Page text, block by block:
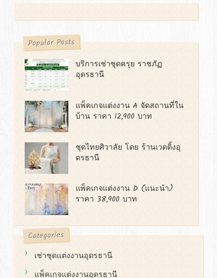
Popular Posts
บริการเช่าชุดครุย ราชภัฏ
อุดรธานี
แพ็คเกจแต่งงาน A จัดสถานที่ใน
บ้าน ราคา 12,900 บาท
ชุดไทยศิวาลัย โดย ร้านเวดดิ้งอุ
ดรธานี
แพ็คเกจแต่งงาน D (แนะนำ)
ราคา 38,900 บาท
Categories
เช่าชุดแต่งงานอุดรธานี
แพ็คเกจแต่งงานอุดรธานี